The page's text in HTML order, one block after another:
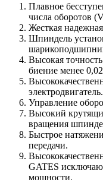
Плавное
числа оборотов
Жесткая
Шпиндель
Высокая
биение менее
электродвигатель.
Управление
Высокий
вращения
Быстрое
передачи.
GATES
мощности.